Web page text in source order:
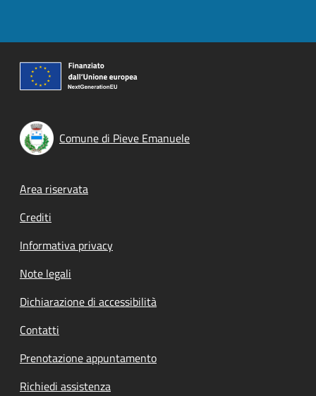
Comune di Pieve Emanuele
Footer menu
Area riservata
Crediti
Informativa privacy
Note legali
Dichiarazione di accessibilità
Contatti
Prenotazione appuntamento
Richiedi assistenza